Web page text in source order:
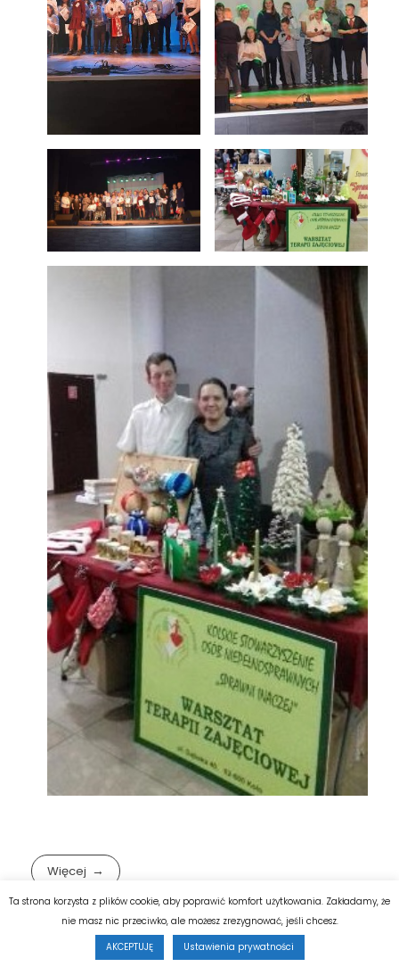
Więcej
Ta strona korzysta z plików cookie, aby poprawić komfort użytkowania. Zakładamy, że
nie masz nic przeciwko, ale możesz zrezygnować, jeśli chcesz.
AKCEPTUJĘ
Ustawienia prywatności